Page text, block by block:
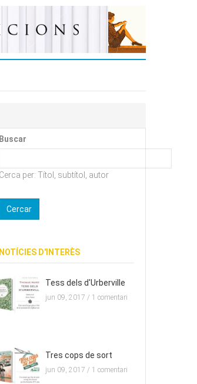
Buscar
Cerca per: Títol, subtítol, autor
NOTÍCIES D'INTERÈS
Tess dels d'Urberville
jun 09, 2017 / 1 comentari
Tres cops de sort
jun 09, 2017 / 1 comentari